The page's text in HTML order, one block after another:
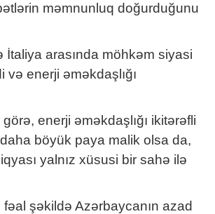
məmnunluq doğurduğunu
İtaliya arasında möhkəm siyasi
və enerji əməkdaşlığı
enerji əməkdaşlığı ikitərəfli
böyük paya malik olsa da,
yalnız xüsusi bir sahə ilə
fəal şəkildə Azərbaycanın azad